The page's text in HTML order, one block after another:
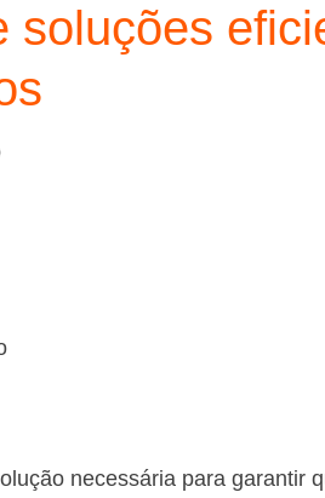
soluções
necessária para garantir